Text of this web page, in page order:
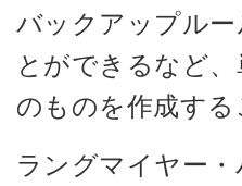
バックアップル
とができるなど
のものを作成する
ラングマイヤー